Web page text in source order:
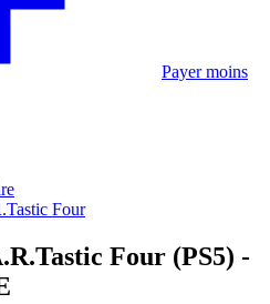
Payer moins
Four
Four (PS5) -